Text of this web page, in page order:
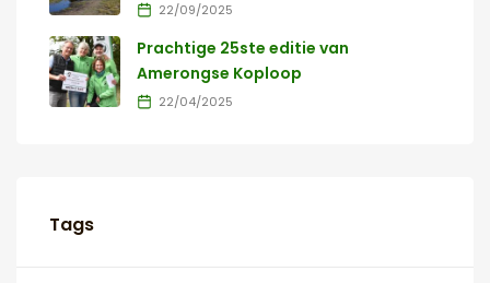
22/09/2025
Prachtige 25ste editie van
Amerongse Koploop
22/04/2025
Tags